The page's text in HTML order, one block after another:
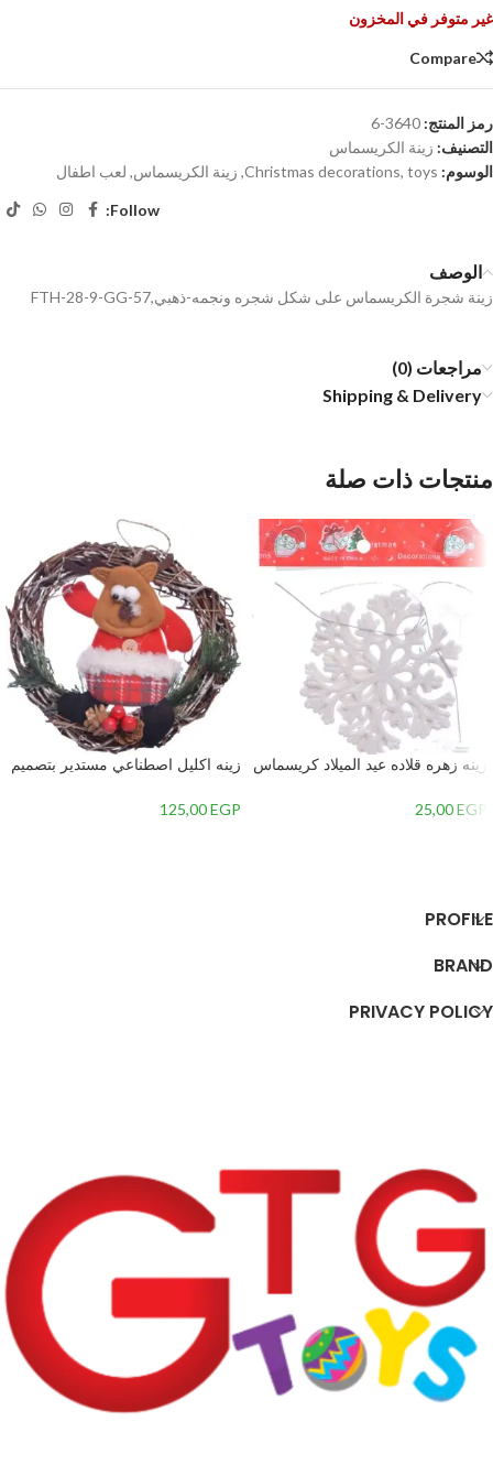
غير متوفر في المخزون
Compare
رمز المنتج: 3640-6
التصنيف: زينة الكريسماس
الوسوم:
Christmas decorations, toys
, زينة الكريسماس, لعب اطفال
Follow:
الوصف
زينة شجرة الكريسماس على شكل شجره ونجمه-ذهبي,FTH-28-9-GG-57
مراجعات (0)
Shipping & Delivery
منتجات ذات صلة
زينه زهره قلاده عيد الميلاد كريسماس
25,00EGP
زينه اكليل اصطناعي مستدير بتصميم
متعدداللون-7 – 2
125,00EGP
PROFILE
BRAND
PRIVACY POLICY